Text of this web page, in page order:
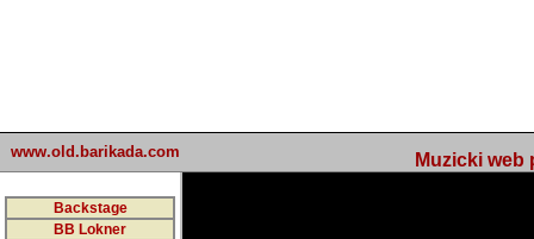
www.old.barikada.com Muzicki web
Backstage
BB Lokner